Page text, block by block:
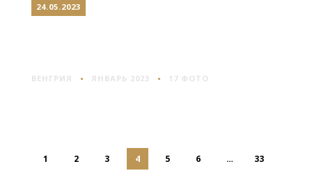
24.05.2023
ВЕНГРИЯ ЯНВАРЬ 2023 17 ФОТО
1 2 3 4 5 6 … 33